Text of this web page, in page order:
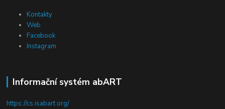
Kontakty
Web
Facebook
Instagram
Informační systém abART
https://cs.isabart.org/